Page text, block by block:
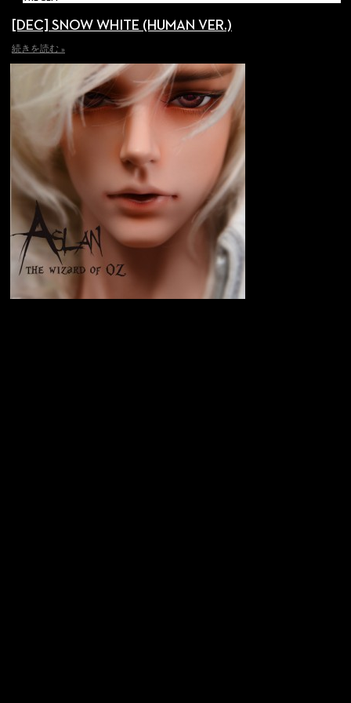
[DEC] SNOW WHITE (HUMAN VER.)
続きを読む »